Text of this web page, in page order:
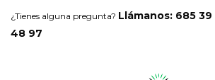
¿Tienes alguna pregunta? Llámanos: 685 39
48 97